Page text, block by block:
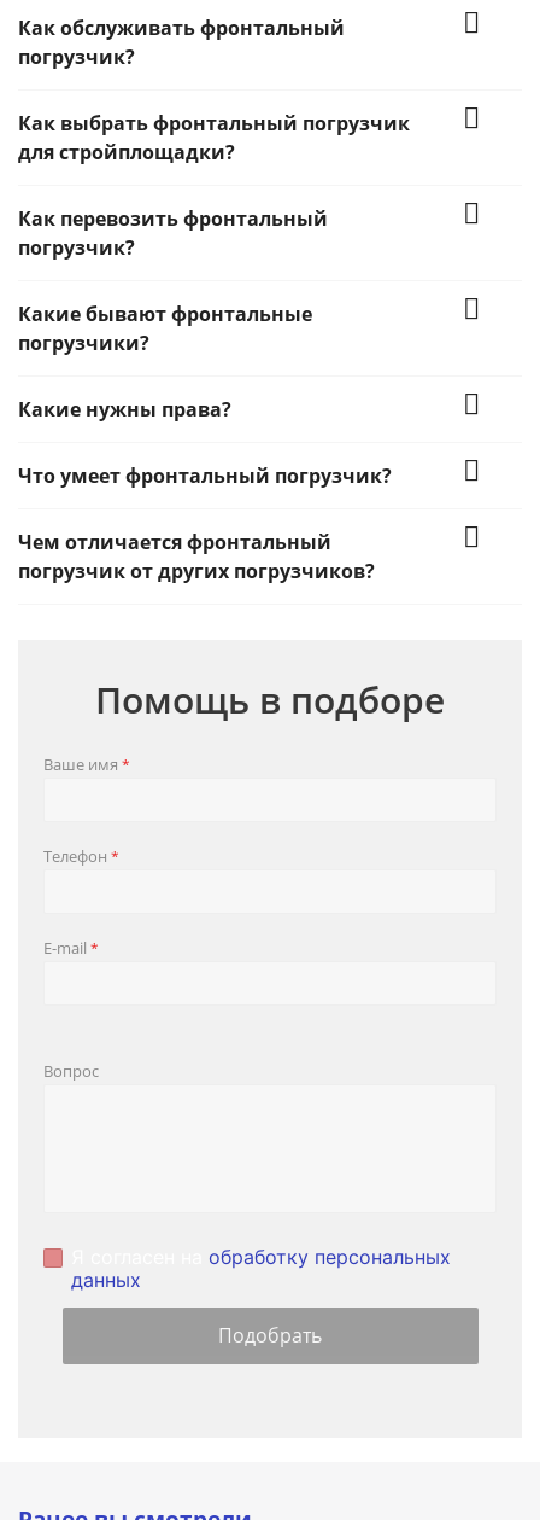
Как обслуживать фронтальный
погрузчик?
Как выбрать фронтальный погрузчик
для стройплощадки?
Как перевозить фронтальный
погрузчик?
Какие бывают фронтальные
погрузчики?
Какие нужны права?
Что умеет фронтальный погрузчик?
Чем отличается фронтальный
погрузчик от других погрузчиков?
Помощь в подборе
Ваше имя *
Телефон *
E-mail *
Вопрос
обработку персональных
данных